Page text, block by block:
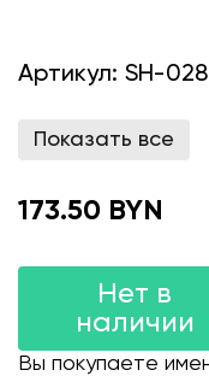
Артикул: SH-
Показать все
173.50 BYN
Нет в
наличии
Вы покупаете